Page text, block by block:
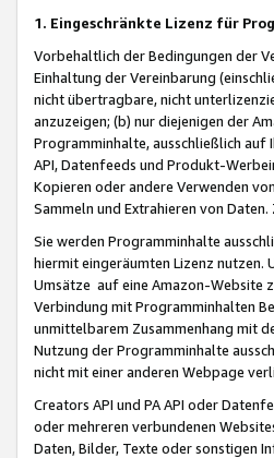
1. Eingeschränkte Lizenz für
Vorbehaltlich der Bedingungen der
Einhaltung der Vereinbarung
nicht übertragbare, nicht
anzuzeigen; (b) nur diejenigen der
Programminhalte, ausschließlich auf
API, Datenfeeds und Produkt-
Kopieren oder andere Verwenden
Sammeln und Extrahieren von
Sie werden Programminhalte
hiermit eingeräumten Lizenz nutzen.
Umsätze auf eine Amazon-Website
Verbindung mit Programminhalten
unmittelbarem Zusammenhang mit
Nutzung der Programminhalte
nicht mit einer anderen Webpage
Creators API und PA API oder
oder mehreren verbundenen
Daten, Bilder, Texte oder sonstigen